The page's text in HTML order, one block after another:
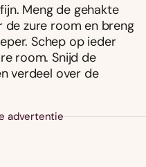
Meng de gehakte
zure room en breng
Schep op ieder
room. Snijd de
verdeel over de
advertentie